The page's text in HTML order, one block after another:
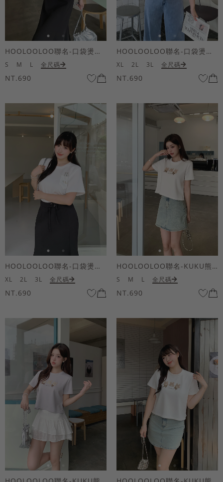
HOOLOOLOO聯名-口袋燙金KUKU熊短袖上衣
S M L 全尺碼
NT.690
HOOLOOLOO聯名-口袋燙金KUKU熊短袖上衣
XL 2L 3L 全尺碼
NT.690
HOOLOOLOO聯名-口袋燙金KUKU熊短袖上衣
XL 2L 3L 全尺碼
NT.690
HOOLOOLOO聯名-KUKU熊蝴蝶結短袖上衣
S M L 全尺碼
NT.690